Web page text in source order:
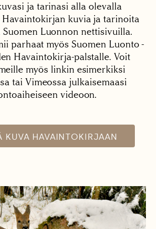
ja tarinasi alla olevalla
Havaintokirjan kuvia ja tarinoita
Suomen Luonnon nettisivuilla.
parhaat myös Suomen Luonto -
Havaintokirja-palstalle. Voit
myös linkin esimerkiksi
tai Vimeossa julkaisemaasi
videoon.
KUVA HAVAINTOKIRJAAN